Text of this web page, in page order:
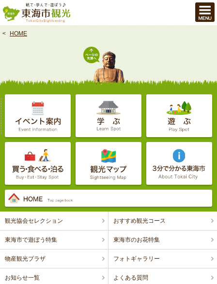
本
文
HOME
観光協会セレクション おすすめ観光コース
東海市で遊ぼう特集 東海市のお花特集
物産観光プラザ フォトギャラリー
お知らせ一覧 よくある質問